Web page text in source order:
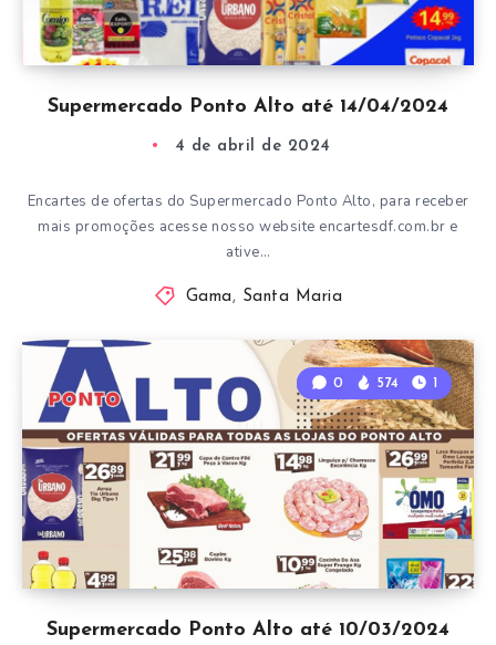
Supermercado Ponto Alto até 14/04/2024
4 de abril de 2024
Encartes de ofertas do Supermercado Ponto Alto, para receber
mais promoções acesse nosso website encartesdf.com.br e
ative…
Gama , Santa Maria
Supermercado Ponto Alto até 10/03/2024
0 574 1